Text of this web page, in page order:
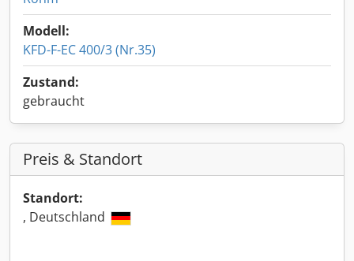
Modell:
KFD-F-EC 400/3 (Nr.35)
Zustand:
gebraucht
Preis & Standort
Standort:
, Deutschland